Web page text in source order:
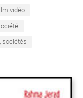
vidéo
sociétés